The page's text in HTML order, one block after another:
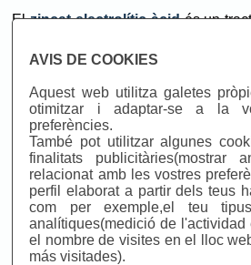
AVIS DE COOKIES
Aquest web utilitza galetes
otimitzar i adaptar-se a la
preferències.
També pot utilitzar algunes
finalitats publicitàries(mostrar
relacionat amb les vostres
perfil elaborat a partir dels teus
com per exemple,el teu
analítiques(medició de
el nombre de visites en el lloc
más visitades).
El zincat electrolític àcid és un
l'objectiu principal de protegir
electrolític que apliquem a
cianur i amoni.
zincat electrolític àcid utilitzat
diferencia d'altres zincats, com
uniformitat en l'aspecte visual de
seva brillantor i la seva gran
electrolític àcid és ideal per a
patir ruptura per hidrogenació, ja
cianurs no hidrogen de forma